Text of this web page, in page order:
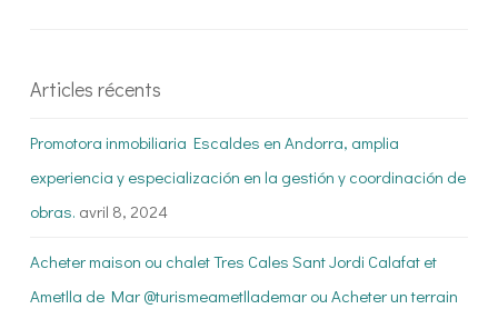
Articles récents
Promotora inmobiliaria Escaldes en Andorra, amplia
experiencia y especialización en la gestión y coordinación de
obras. avril 8, 2024
Acheter maison ou chalet Tres Cales Sant Jordi Calafat et
Ametlla de Mar @turismeametllademar ou Acheter un terrain